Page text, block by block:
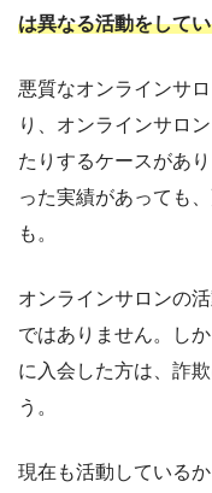
は異なる活動をして
悪質なオンラインサ
り、オンラインサロ
たりするケースがあ
った実績があっても
も。
オンラインサロンの
ではありません。し
に入会した方は、詐
う。
現在も活動している